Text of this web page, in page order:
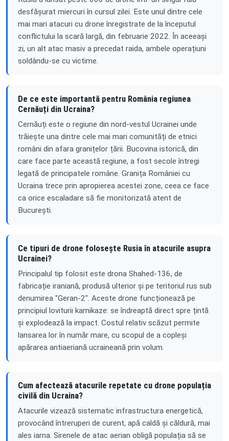
desfășurat miercuri în cursul zilei. Este unul dintre cele
mai mari atacuri cu drone înregistrate de la începutul
conflictului la scară largă, din februarie 2022. În aceeași
zi, un alt atac masiv a precedat raida, ambele operațiuni
soldându-se cu victime.
De ce este importantă pentru România regiunea
Cernăuți din Ucraina?
Cernăuți este o regiune din nord-vestul Ucrainei unde
trăiește una dintre cele mai mari comunități de etnici
români din afara granițelor țării. Bucovina istorică, din
care face parte această regiune, a fost secole întregi
legată de principatele române. Granița României cu
Ucraina trece prin apropierea acestei zone, ceea ce face
ca orice escaladare să fie monitorizată atent de
București.
Ce tipuri de drone folosește Rusia în atacurile asupra
Ucrainei?
Principalul tip folosit este drona Shahed-136, de
fabricație iraniană, produsă ulterior și pe teritoriul rus sub
denumirea "Geran-2". Aceste drone funcționează pe
principiul loviturii kamikaze: se îndreaptă direct spre țintă
și explodează la impact. Costul relativ scăzut permite
lansarea lor în număr mare, cu scopul de a copleși
apărarea antiaeriană ucraineană prin volum.
Cum afectează atacurile repetate cu drone populația
civilă din Ucraina?
Atacurile vizează sistematic infrastructura energetică,
provocând întreruperi de curent, apă caldă și căldură, mai
ales iarna. Sirenele de atac aerian obligă populația să se